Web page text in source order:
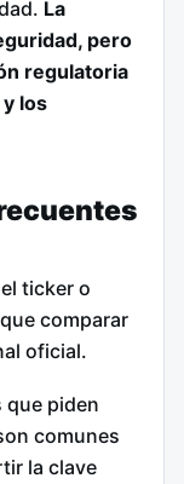
La
pero
regulatoria
los
ticker o
comparar
oficial.
que piden
comunes
la clave